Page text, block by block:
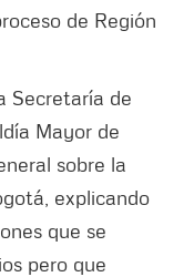
de Región
Secretaría de
Mayor de
sobre la
explicando
que se
pero que